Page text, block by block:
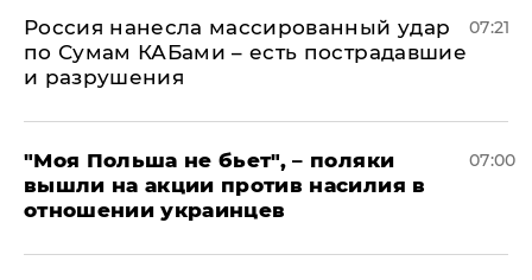
Россия нанесла массированный удар
по Сумам КАБами – есть пострадавшие
и разрушения
07:21
"Моя Польша не бьет", – поляки
вышли на акции против насилия в
отношении украинцев
07:00